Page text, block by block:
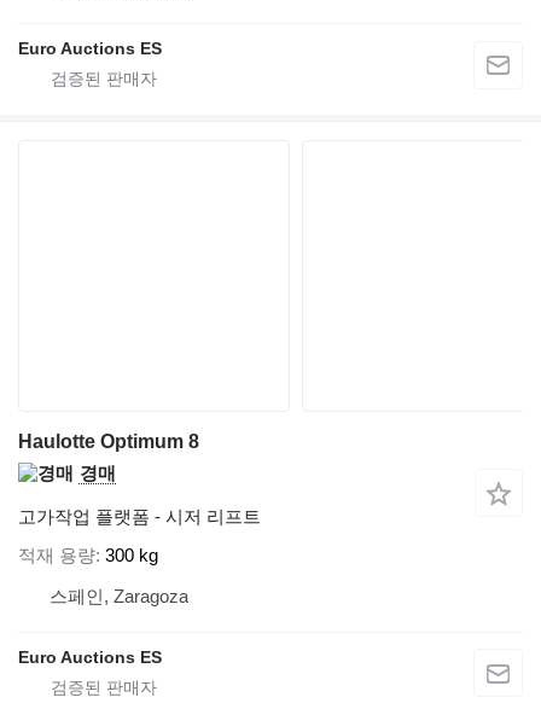
Euro Auctions ES
Haulotte Optimum 8
경매
고가작업 플랫폼 - 시저 리프트
적재 용량 300 kg
스페인, Zaragoza
Euro Auctions ES